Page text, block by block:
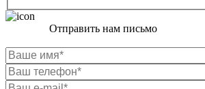
Отправить нам письмо